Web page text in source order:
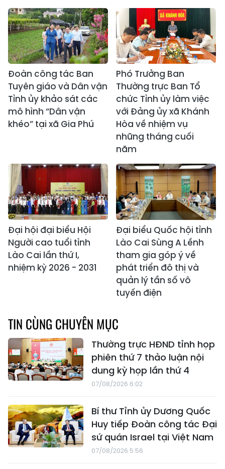
Đoàn công tác Ban
Tuyên giáo và Dân vận
Tỉnh ủy khảo sát các
mô hình “Dân vận
khéo” tại xã Gia Phú
Phó Trưởng Ban
Thường trực Ban Tổ
chức Tỉnh ủy làm việc
với Đảng ủy xã Khánh
Hòa về nhiệm vụ
những tháng cuối
năm
Đại hội đại biểu Hội
Người cao tuổi tỉnh
Lào Cai lần thứ I,
nhiệm kỳ 2026 - 2031
Đại biểu Quốc hội tỉnh
Lào Cai Sùng A Lềnh
tham gia góp ý về
phát triển đô thị và
quản lý tần số vô
tuyến điện
TIN CÙNG CHUYÊN MỤC
Thường trực HĐND tỉnh họp
phiên thứ 7 thảo luận nội
dung kỳ họp lần thứ 4
07/08/2026 6:02
Bí thư Tỉnh ủy Dương Quốc
Huy tiếp Đoàn công tác Đại
sứ quán Israel tại Việt Nam
07/08/2026 5:56